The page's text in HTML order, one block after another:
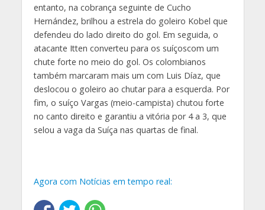
entanto, na cobrança seguinte de Cucho
Hernández, brilhou a estrela do goleiro Kobel que
defendeu do lado direito do gol. Em seguida, o
atacante Itten converteu para os suíçoscom um
chute forte no meio do gol. Os colombianos
também marcaram mais um com Luis Díaz, que
deslocou o goleiro ao chutar para a esquerda. Por
fim, o suíço Vargas (meio-campista) chutou forte
no canto direito e garantiu a vitória por 4 a 3, que
selou a vaga da Suíça nas quartas de final.
Agora com Notícias em tempo real: